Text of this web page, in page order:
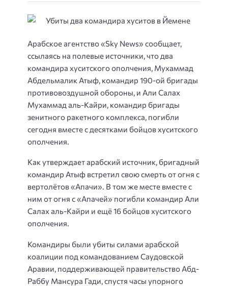
Арабское агентство «Sky News» сообщает,
ссылаясь на полевые источники, что два
командира хуситского ополчения, Мухаммад
Абдельмалик Атыф, командир 190-ой бригады
противовоздушной обороны, и Али Салах
Мухаммад аль-Кайри, командир бригады
зенитного ракетного комплекса, погибли
сегодня вместе с десятками бойцов хуситского
ополчения.
Как утверждает арабский источник, бригадный
командир Атыф встретил свою смерть от огня с
вертолётов «Апачи». В том же месте вместе с
ним от огня с «Апачей» погибли командир Али
Салах аль-Кайри и ещё 16 бойцов хуситского
ополчения.
Командиры были убиты силами арабской
коалиции под командованием Саудовской
Аравии, поддерживающей правительство Абд-
Раббу Мансура Гади, спустя часы упорного